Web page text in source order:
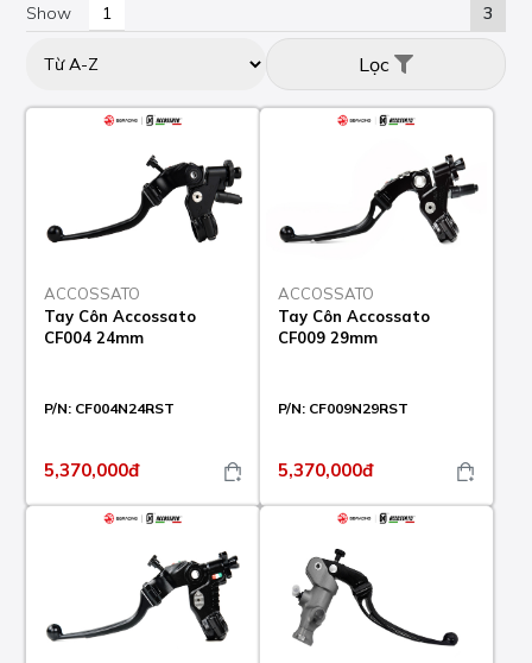
Show
3
Lọc
ACCOSSATO
Tay Côn Accossato
CF004 24mm
P/N: CF004N24RST
5,370,000đ
ACCOSSATO
Tay Côn Accossato
CF009 29mm
P/N: CF009N29RST
5,370,000đ